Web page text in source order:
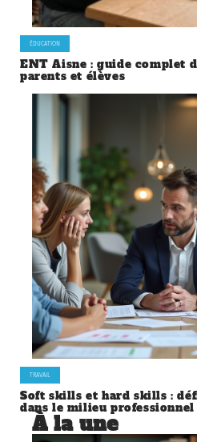
ÉDUCATION
ENT Aisne : guide complet
parents et élèves
TRAVAIL
Soft skills et hard skills :
dans le milieu professionnel
À la une